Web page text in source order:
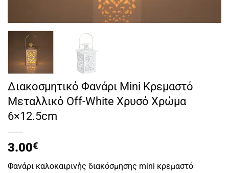
Διακοσμητικό Φανάρι Mini Κρεμαστό
Μεταλλικό Off-White Χρυσό Χρώμα
6×12.5cm
3.00€
Φανάρι καλοκαιρινής διακόσμησης mini κρεμαστό